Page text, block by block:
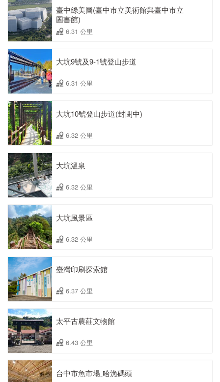
臺中綠美圖(臺中市立美術館與臺中市立
圖書館)
6.31 公里
大坑9號及9-1號登山步道
6.31 公里
大坑10號登山步道(封閉中)
6.32 公里
大坑溫泉
6.32 公里
大坑風景區
6.32 公里
臺灣印刷探索館
6.37 公里
太平古農莊文物館
6.43 公里
台中市魚市場ˍ哈漁碼頭